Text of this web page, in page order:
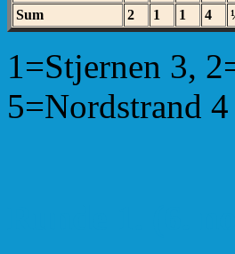
Sum
2 1 1 4
1=Stjernen 3,
5=Nordstrand 4